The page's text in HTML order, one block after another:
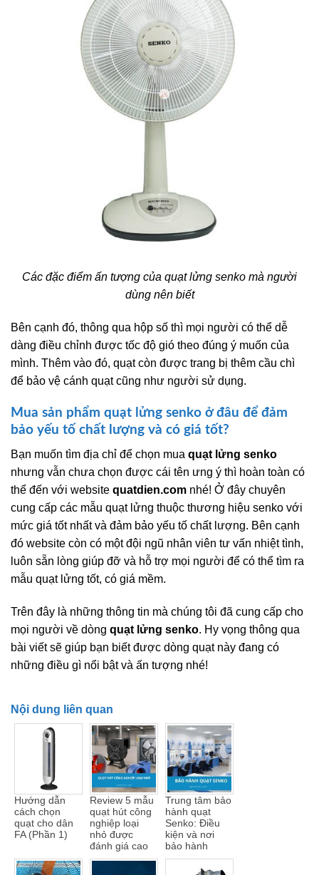
Các đặc điểm ấn tượng của quạt lửng senko mà người
dùng nên biết
Bên cạnh đó, thông qua hộp số thì mọi người có thể dễ
dàng điều chỉnh được tốc độ gió theo đúng ý muốn của
mình. Thêm vào đó, quạt còn được trang bị thêm cầu chì
để bảo vệ cánh quạt cũng như người sử dụng.
Mua sản phẩm quạt lửng senko ở đâu để đảm
bảo yếu tố chất lượng và có giá tốt?
Bạn muốn tìm địa chỉ để chọn mua quạt lửng senko
nhưng vẫn chưa chọn được cái tên ưng ý thì hoàn toàn có
thể đến với website quatdien.com nhé! Ở đây chuyên
cung cấp các mẫu quạt lửng thuộc thương hiệu senko với
mức giá tốt nhất và đảm bảo yếu tố chất lượng. Bên cạnh
đó website còn có một đội ngũ nhân viên tư vấn nhiệt tình,
luôn sẵn lòng giúp đỡ và hỗ trợ mọi người để có thể tìm ra
mẫu quạt lửng tốt, có giá mềm.
Trên đây là những thông tin mà chúng tôi đã cung cấp cho
mọi người về dòng quạt lửng senko. Hy vọng thông qua
bài viết sẽ giúp bạn biết được dòng quạt này đang có
những điều gì nổi bật và ấn tượng nhé!
Nội dung liên quan
Hướng dẫn
cách chọn
quạt cho dân
FA (Phần 1)
Review 5 mẫu
quạt hút công
nghiệp loại
nhỏ được
đánh giá cao
Trung tâm bảo
hành quạt
Senko: Điều
kiện và nơi
bảo hành